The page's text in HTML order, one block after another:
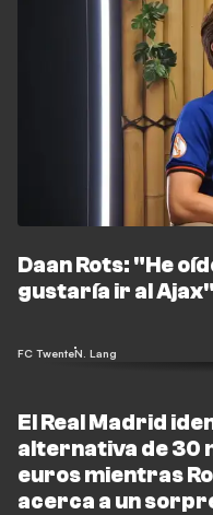
Daan Rots: "He
gustaría ir al Ajax"
FC TwenteN. Lang
El Real Madrid
alternativa de 30
euros mientras
acerca a un